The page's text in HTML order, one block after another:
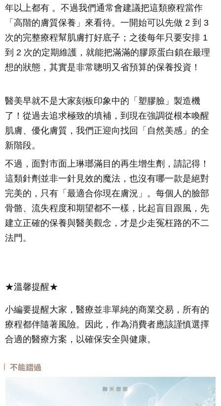
年以上都有 。不過我們通常會建議把這類療程當作
「高階的膚質保養」來看待。一開始可以先做 2 到 3
次的完整療程幫肌膚打好底子；之後每年只要安排 1
到 2 次的定期維護，就能把滿滿的膠原蛋白鎖在最理
想的狀態，其實是非常聰明又省預算的保養投資！
醫美早就不是大家刻板印象中的「塑膠臉」製造機
了！從過去追求極致的填補，到現在強調從根本喚醒
肌膚、優化膚質，我們正迎向找回「自然美感」的全
新階段。
不過，面對市面上琳瑯滿目的再生增生劑，請記得！
這類針劑並非一針見效的魔法，也沒有哪一款是絕對
完美的，只有「最適合你現在膚況」。每個人的臉部
骨骼、流失程度和期望都不一樣，比起盲目跟風，先
建立正確的保養與醫美觀念，才是少走冤枉路的不二
法門。
★溫馨提醒★
小編要提醒大家，醫療並非單純的商業交易，所有的
療程都伴隨著風險。因此，作為消費者應該謹慎選擇
合適的醫療方案，以確保安全與健康。
不能錯過